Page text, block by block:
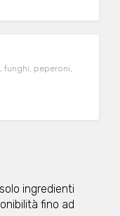
funghi, peperoni,
ingredienti
fino ad